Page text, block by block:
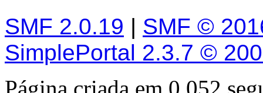
SMF 2.0.19 | SMF ©
SimplePortal 2.3.7 ©